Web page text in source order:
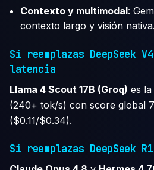
Contexto y multimodal:
contexto largo y visión nativa.
Si reemplazas DeepSeek
latencia
Llama 4 Scout 17B (Groq) es
(240+ tok/s) con score global
($0.11/$0.34).
Si reemplazas DeepSeek